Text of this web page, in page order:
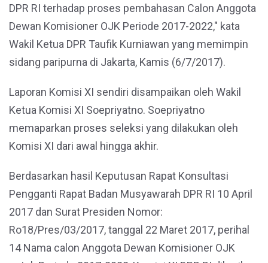
DPR RI terhadap proses pembahasan Calon Anggota
Dewan Komisioner OJK Periode 2017-2022," kata
Wakil Ketua DPR Taufik Kurniawan yang memimpin
sidang paripurna di Jakarta, Kamis (6/7/2017).
Laporan Komisi XI sendiri disampaikan oleh Wakil
Ketua Komisi XI Soepriyatno. Soepriyatno
memaparkan proses seleksi yang dilakukan oleh
Komisi XI dari awal hingga akhir.
Berdasarkan hasil Keputusan Rapat Konsultasi
Pengganti Rapat Badan Musyawarah DPR RI 10 April
2017 dan Surat Presiden Nomor:
Ro18/Pres/03/2017, tanggal 22 Maret 2017, perihal
14 Nama calon Anggota Dewan Komisioner OJK